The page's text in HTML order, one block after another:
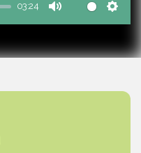
03:24
Mute